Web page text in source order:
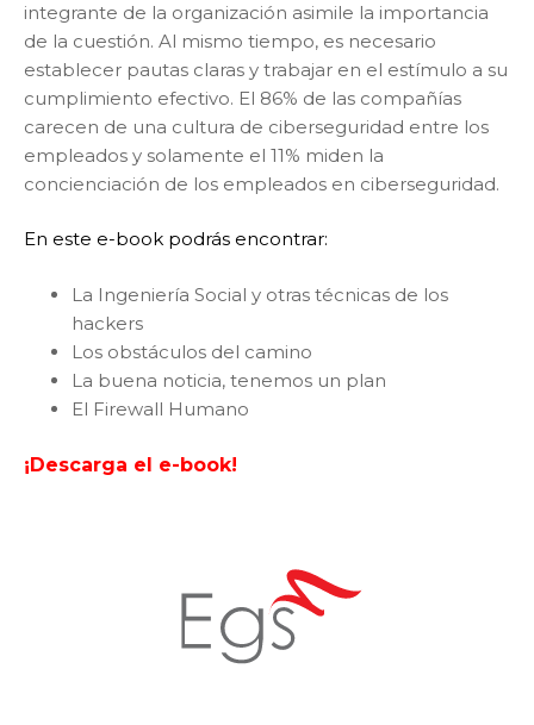
integrante de la organización asimile la importancia
de la cuestión. Al mismo tiempo, es necesario
establecer pautas claras y trabajar en el estímulo a su
cumplimiento efectivo. El 86% de las compañías
carecen de una cultura de ciberseguridad entre los
empleados y solamente el 11% miden la
concienciación de los empleados en ciberseguridad.
En este e-book podrás encontrar:
La Ingeniería Social y otras técnicas de los
hackers
Los obstáculos del camino
La buena noticia, tenemos un plan
El Firewall Humano
¡Descarga el e-book!